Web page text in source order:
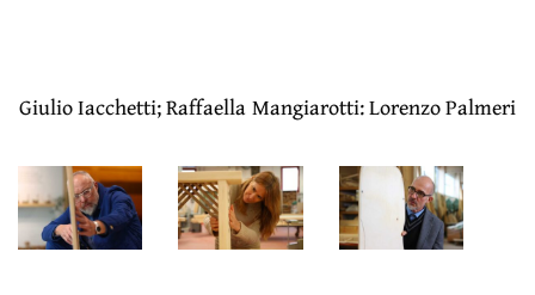
Giulio Iacchetti; Raffaella Mangiarotti: Lorenzo Palmeri